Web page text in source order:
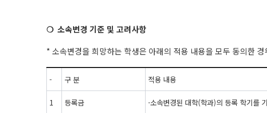
❍ 소속변경 기준 및 고려사항
* 소속변경을 희망하는 학생은 아래의 적용 내용을 모두 동의한
- 구 분 적용 내용
1 등록금 ·소속변경된 대학(학과)의 등록 학기를